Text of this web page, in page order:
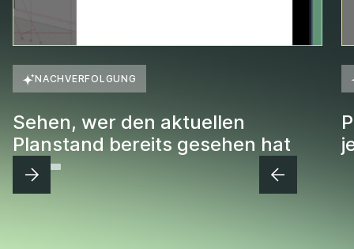
NACHVERFOLGUNG
Sehen, wer den aktuellen
Planstand bereits gesehen hat